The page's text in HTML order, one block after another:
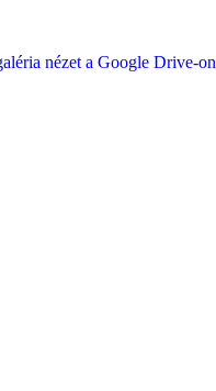
nézet a Google Drive-on